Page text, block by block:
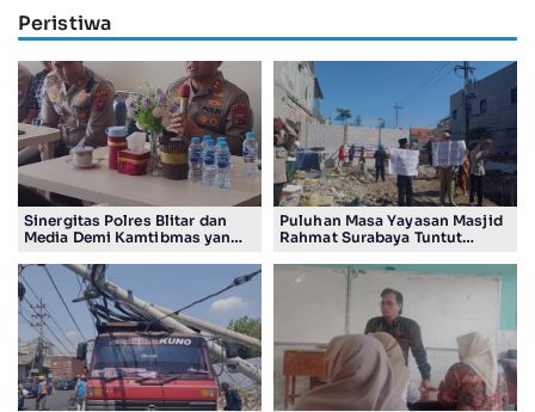
Peristiwa
Sinergitas Polres Blitar dan
Media Demi Kamtibmas yang
Puluhan Masa Yayasan Masjid
Rahmat Surabaya Tuntut
Pandigiling